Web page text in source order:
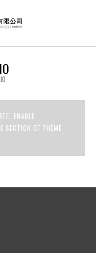
ENABLE
SECTION OF THEME